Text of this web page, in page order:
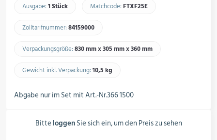
Schaltschränke
Ausgabe:1 Stück Matchcode:FTXF25E​
Zolltarifnummer:84159000​
Verpackungsgröße:830 mm x 305 mm x 360 mm
Gewicht inkl. Verpackung:10,5 kg​
Abgabe nur im Set mit Art.-Nr.366 1500
Bitte loggenSie sich ein, um den Preis zu sehen